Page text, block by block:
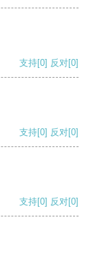
支持[0] 反对[0]
支持[0] 反对[0]
支持[0] 反对[0]